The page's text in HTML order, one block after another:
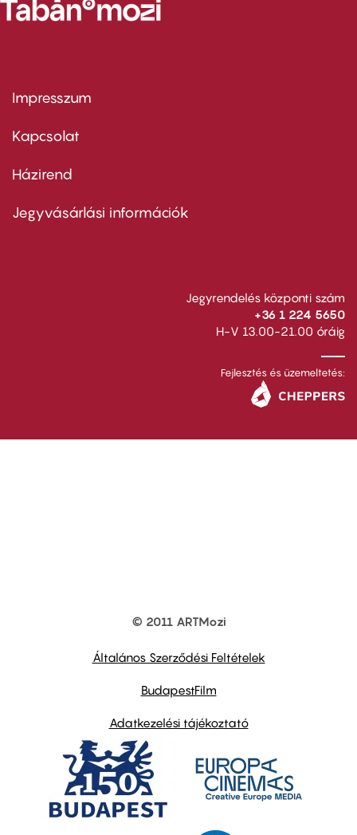
Footer
first
Impresszum
Kapcsolat
Footer
second
Házirend
Jegyvásárlási információk
Jegyrendelés központi szám
+36 1 224 5650
H-V 13.00-21.00 óráig
Fejlesztés és üzemeltetés:
© 2011 ARTMozi
Általános Szerződési Feltételek
BudapestFilm
Adatkezelési tájékoztató